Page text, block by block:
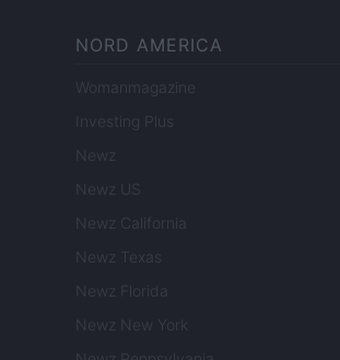
NORD AMERICA
Womanmagazine
Investing Plus
Newz
Newz US
Newz California
Newz Texas
Newz Florida
Newz New York